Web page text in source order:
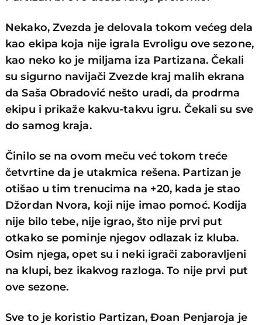
Nekako, Zvezda je delovala tokom većeg dela
kao ekipa koja nije igrala Evroligu ove sezone,
kao neko ko je miljama iza Partizana. Čekali
su sigurno navijači Zvezde kraj malih ekrana
da Saša Obradović nešto uradi, da prodrma
ekipu i prikaže kakvu-takvu igru. Čekali su sve
do samog kraja.
Činilo se na ovom meču već tokom treće
četvrtine da je utakmica rešena. Partizan je
otišao u tim trenucima na +20, kada je stao
Džordan Nvora, koji nije imao pomoć. Kodija
nije bilo tebe, nije igrao, što nije prvi put
otkako se pominje njegov odlazak iz kluba.
Osim njega, opet su i neki igrači zaboravljeni
na klupi, bez ikakvog razloga. To nije prvi put
ove sezone.
Sve to je koristio Partizan, Đoan Penjaroja je